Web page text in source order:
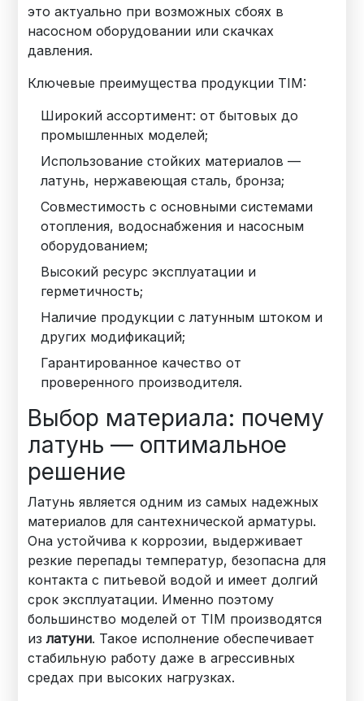
это актуально при возможных сбоях в
насосном оборудовании или скачках
давления.
Ключевые преимущества продукции TIM:
Широкий ассортимент: от бытовых до
промышленных моделей;
Использование стойких материалов —
латунь, нержавеющая сталь, бронза;
Совместимость с основными системами
отопления, водоснабжения и насосным
оборудованием;
Высокий ресурс эксплуатации и
герметичность;
Наличие продукции с латунным штоком и
других модификаций;
Гарантированное качество от
проверенного производителя.
Выбор материала: почему
латунь — оптимальное
решение
Латунь является одним из самых надежных
материалов для сантехнической арматуры.
Она устойчива к коррозии, выдерживает
резкие перепады температур, безопасна для
контакта с питьевой водой и имеет долгий
срок эксплуатации. Именно поэтому
большинство моделей от TIM производятся
излатуни. Такое исполнение обеспечивает
стабильную работу даже в агрессивных
средах при высоких нагрузках.